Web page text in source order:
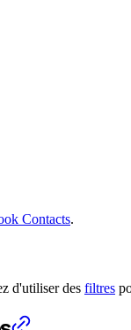
Contacts.
d'utiliser des filtres